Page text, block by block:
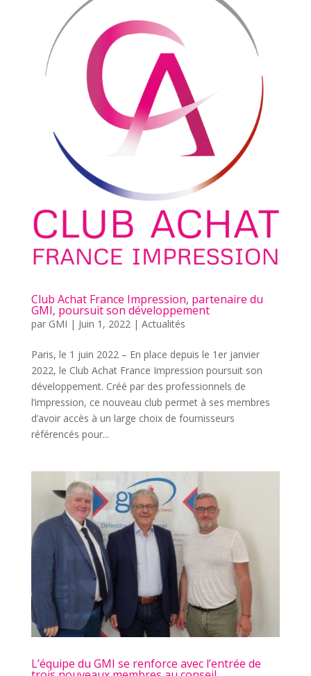
Club Achat France Impression, partenaire du
GMI, poursuit son développement
par GMI | Juin 1, 2022 | Actualités
Paris, le 1 juin 2022 – En place depuis le 1er janvier
2022, le Club Achat France Impression poursuit son
développement. Créé par des professionnels de
l’impression, ce nouveau club permet à ses membres
d’avoir accès à un large choix de fournisseurs
référencés pour...
L’équipe du GMI se renforce avec l’entrée de